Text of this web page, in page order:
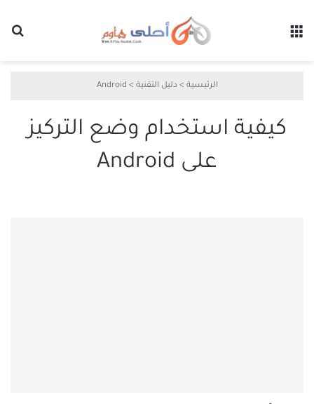
الرئيسية > دليل التقنية >
Android
كيفية استخدام وضع التركيز
على Android